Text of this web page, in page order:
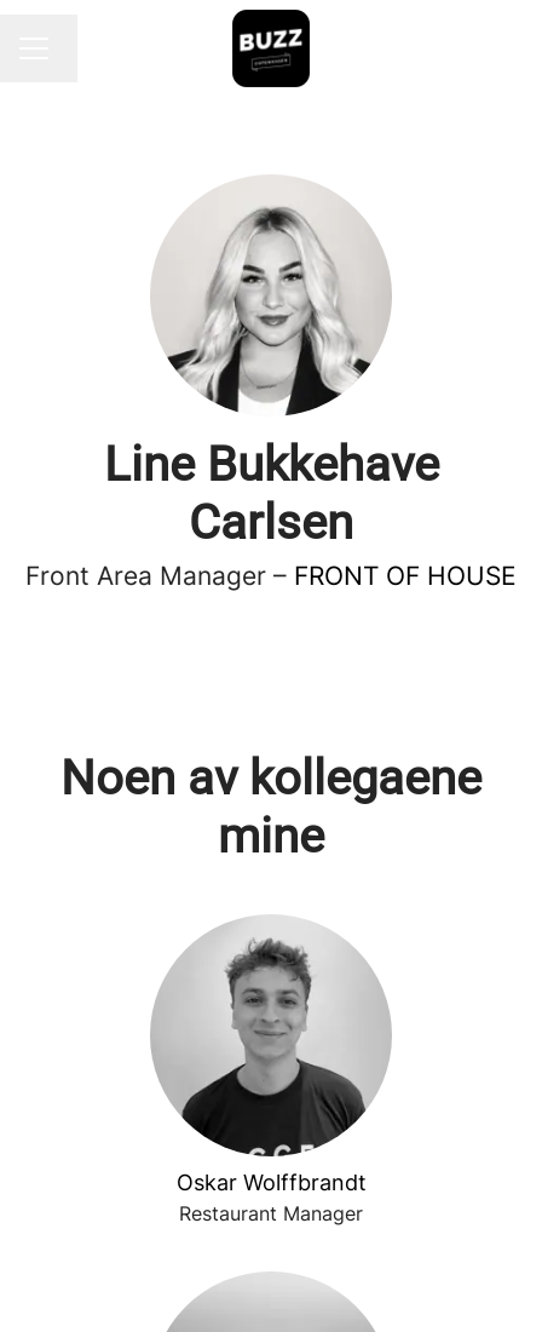
Line Bukkehave
Carlsen
Front Area Manager – FRONT OF HOUSE
Noen av kollegaene
mine
Oskar Wolffbrandt
Restaurant Manager